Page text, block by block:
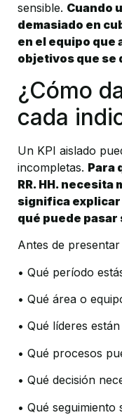
sensible. Cuando
demasiado en
en el equipo que
objetivos que se
¿Cómo
cada
Un KPI aislado
incompletas. Para
RR. HH.
significa explicar
qué puede
Antes de
• Qué período
• Qué área o
• Qué líderes
• Qué procesos
• Qué decisión
• Qué seguimiento